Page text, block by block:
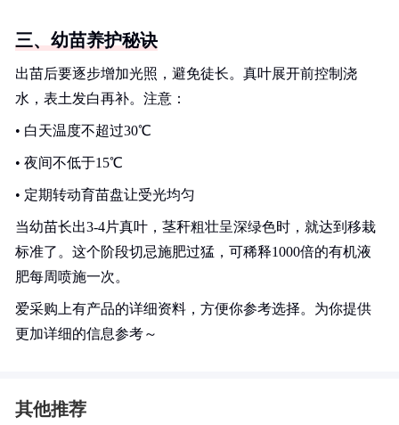
三、幼苗养护秘诀
出苗后要逐步增加光照，避免徒长。真叶展开前控制浇
水，表土发白再补。注意：
• 白天温度不超过30℃
• 夜间不低于15℃
• 定期转动育苗盘让受光均匀
当幼苗长出3-4片真叶，茎秆粗壮呈深绿色时，就达到移栽
标准了。这个阶段切忌施肥过猛，可稀释1000倍的有机液
肥每周喷施一次。
爱采购上有产品的详细资料，方便你参考选择。为你提供
更加详细的信息参考～
其他推荐